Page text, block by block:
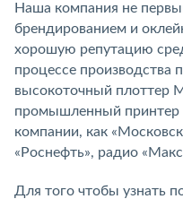
Наша компания не
брендированием и
хорошую репутацию
процессе производства
высокоточный плоттер
промышленный принтер
компании, как
«Роснефть», радио
Для того чтобы узнать